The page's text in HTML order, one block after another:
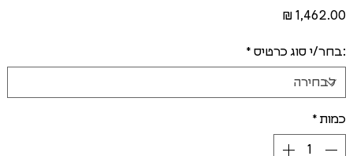
מחיר
:בחר/י סוג כרטיס *
כמות *